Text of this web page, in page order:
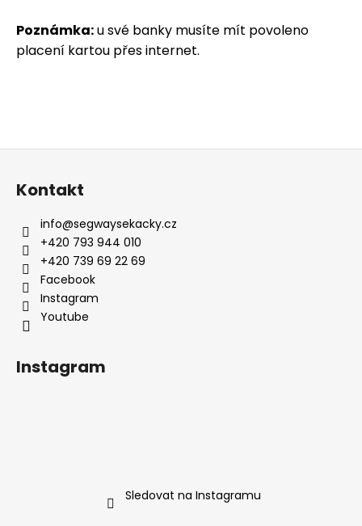
Poznámka:u své banky musíte mít povoleno
placení kartou přes internet.
Z
Kontakt
info@segwaysekacky.cz
+420 793 944 010
+420 739 69 22 69
Facebook
Youtube
Instagram
Sledovat na Instagramu